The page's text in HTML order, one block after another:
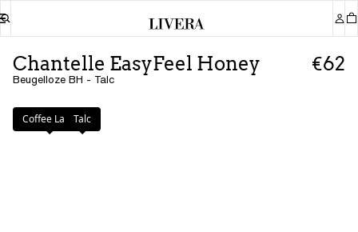
Chantelle EasyFeel Honey
Beugelloze BH - Talc
€62
Kleur:Talc
Coffee LatteTalc